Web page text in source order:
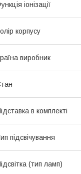
іонізації
корпусу
виробник
в комплекті
підсвічування
(тип ламп)